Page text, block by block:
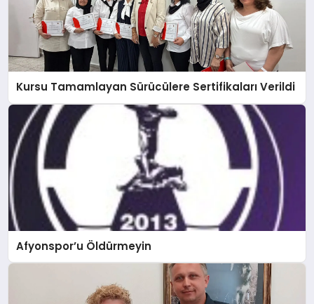
Kursu Tamamlayan Sürücülere Sertifikaları Verildi
Afyonspor’u Öldürmeyin